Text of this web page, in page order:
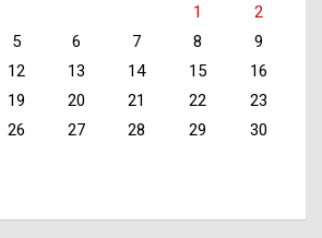
1
2
5 6 7 8
9
12 13 14 15
16
19 20 21 22
23
26 27 28 29
30